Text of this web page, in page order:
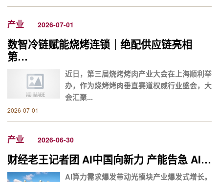
产业 2026-07-01
数智冷链赋能烧烤连锁｜绝配供应链亮相
第…
近日，第三届烧烤烤肉产业大会在上海顺利举
办，作为烧烤烤肉垂直赛道权威行业盛会，大
会汇聚...
2026-07-01
产业 2026-06-30
财经老王记者团 AI中国向新力 产能告急 AI…
AI算力需求爆发带动光模块产业爆发式增长。